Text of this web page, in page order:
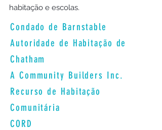
habitação e escolas.
Condado de Barnstable
Autoridade de Habitação de
Chatham
A Community Builders Inc.
Recurso de Habitação
Comunitária
CORD